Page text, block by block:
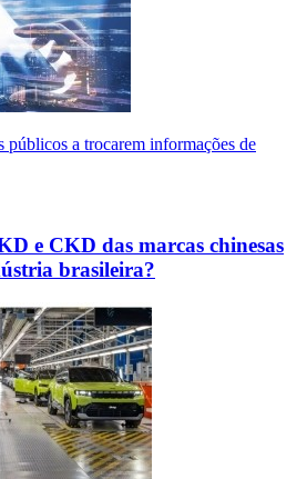
públicos a trocarem informações de
e CKD das marcas chinesas
brasileira?